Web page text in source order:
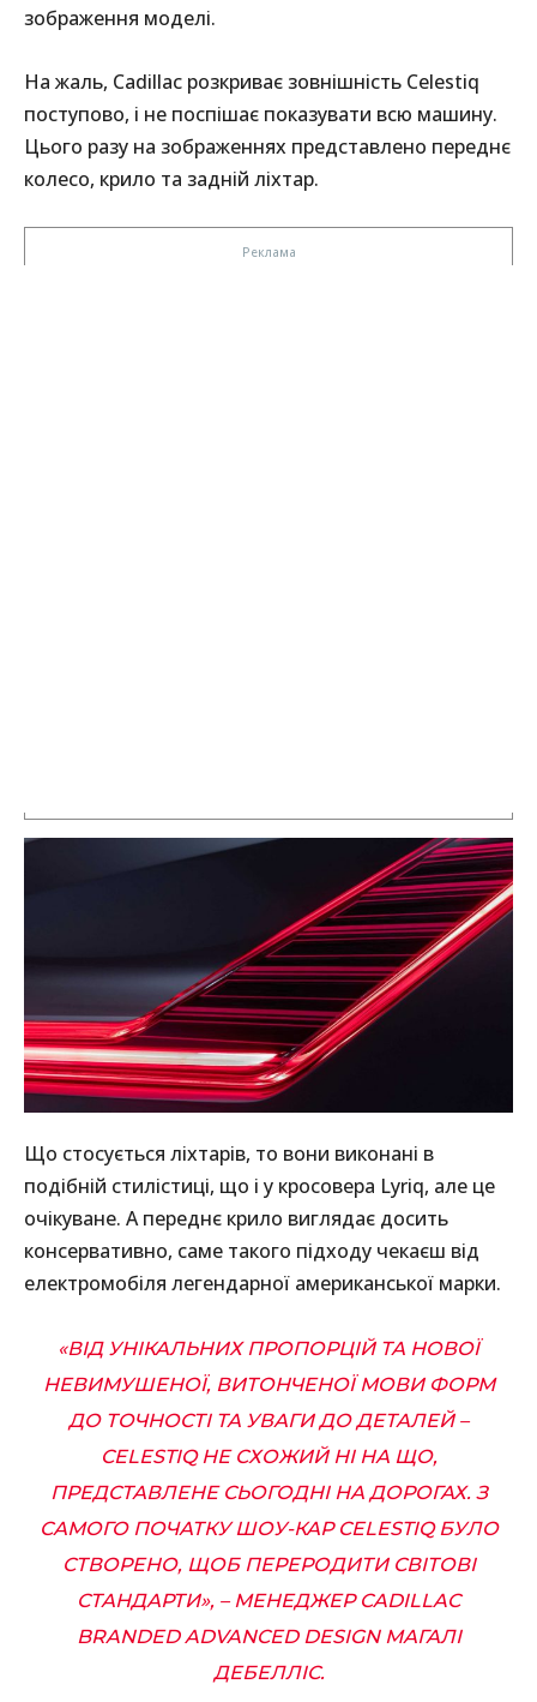
зображення моделі.
На жаль, Cadillac розкриває зовнішність Celestiq
поступово, і не поспішає показувати всю машину.
Цього разу на зображеннях представлено переднє
колесо, крило та задній ліхтар.
Що стосується ліхтарів, то вони виконані в
подібній стилістиці, що і у кросовера Lyriq, але це
очікуване. А переднє крило виглядає досить
консервативно, саме такого підходу чекаєш від
електромобіля легендарної американської марки.
«ВІД УНІКАЛЬНИХ ПРОПОРЦІЙ ТА НОВОЇ
НЕВИМУШЕНОЇ, ВИТОНЧЕНОЇ МОВИ ФОРМ
ДО ТОЧНОСТІ ТА УВАГИ ДО ДЕТАЛЕЙ –
CELESTIQ НЕ СХОЖИЙ НІ НА ЩО,
ПРЕДСТАВЛЕНЕ СЬОГОДНІ НА ДОРОГАХ. З
САМОГО ПОЧАТКУ ШОУ-КАР CELESTIQ БУЛО
СТВОРЕНО, ЩОБ ПЕРЕРОДИТИ СВІТОВІ
СТАНДАРТИ», – МЕНЕДЖЕР CADILLAC
BRANDED ADVANCED DESIGN МАГАЛІ
ДЕБЕЛЛІС.